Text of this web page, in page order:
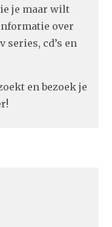
je maar wilt
over
cd’s en
en bezoek je